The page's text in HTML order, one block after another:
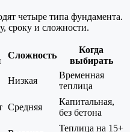
четыре типа фундамента.
сроку и сложности.
Сложность
Когда
выбирать
Низкая
Временная
теплица
Средняя
Капитальная,
без бетона
Теплица на 15+